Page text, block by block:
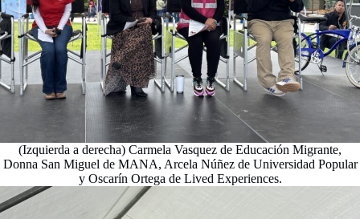
(Izquierda a derecha) Carmela Vasquez de Educación Migrante,
Donna San Miguel de MANA, Arcela Núñez de Universidad Popular
y Oscarín Ortega de Lived Experiences.